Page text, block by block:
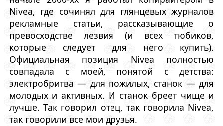
Nivea, где сочинял для глянцевых журналов
рекламные статьи, рассказывающие о
превосходстве лезвия (и всех тюбиков,
которые следует для него купить).
Официальная позиция Nivea полностью
совпадала с моей, понятой с детства:
электробритва — для пожилых, станок — для
молодых и активных. И станок бреет чище и
лучше. Так говорил отец, так говорила Nivea,
так говорили все мои друзья.